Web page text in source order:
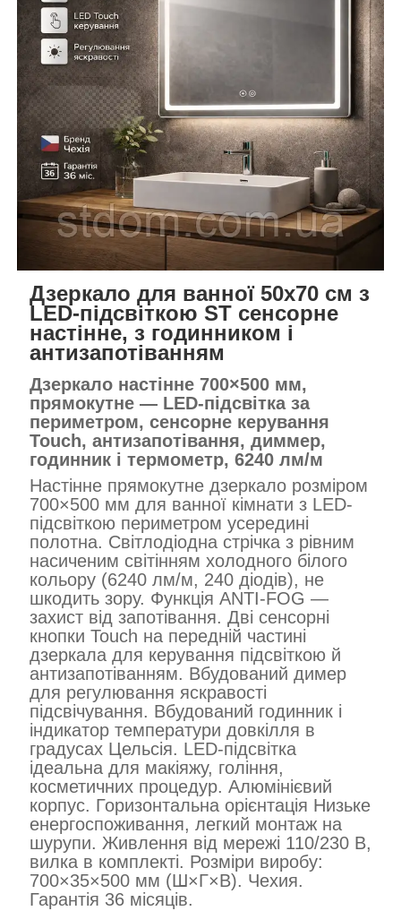
Дзеркало для ванної 50х70 см з
LED-підсвіткою ST сенсорне
настінне, з годинником і
антизапотіванням
Дзеркало настінне 700×500 мм,
прямокутне — LED-підсвітка за
периметром, сенсорне керування
Touch, антизапотівання, диммер,
годинник і термометр, 6240 лм/м
Настінне прямокутне дзеркало розміром
700×500 мм для ванної кімнати з LED-
підсвіткою периметром усередині
полотна. Світлодіодна стрічка з рівним
насиченим світінням холодного білого
кольору (6240 лм/м, 240 діодів), не
шкодить зору. Функція ANTI-FOG —
захист від запотівання. Дві сенсорні
кнопки Touch на передній частині
дзеркала для керування підсвіткою й
антизапотіванням. Вбудований димер
для регулювання яскравості
підсвічування. Вбудований годинник і
індикатор температури довкілля в
градусах Цельсія. LED-підсвітка
ідеальна для макіяжу, гоління,
косметичних процедур. Алюмінієвий
корпус. Горизонтальна орієнтація Низьке
енергоспоживання, легкий монтаж на
шурупи. Живлення від мережі 110/230 В,
вилка в комплекті. Розміри виробу:
700×35×500 мм (Ш×Г×В). Чехия.
Гарантія 36 місяців.